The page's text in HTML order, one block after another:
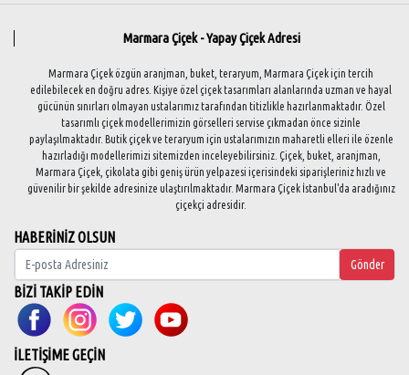
Marmara Çiçek - Yapay Çiçek Adresi
Marmara Çiçek özgün aranjman, buket, teraryum, Marmara Çiçek için tercih
edilebilecek en doğru adres. Kişiye özel çiçek tasarımları alanlarında uzman ve hayal
gücünün sınırları olmayan ustalarımız tarafından titizlikle hazırlanmaktadır. Özel
tasarımlı çiçek modellerimizin görselleri servise çıkmadan önce sizinle
paylaşılmaktadır. Butik çiçek ve teraryum için ustalarımızın maharetli elleri ile özenle
hazırladığı modellerimizi sitemizden inceleyebilirsiniz. Çiçek, buket, aranjman,
Marmara Çiçek, çikolata gibi geniş ürün yelpazesi içerisindeki siparişleriniz hızlı ve
güvenilir bir şekilde adresinize ulaştırılmaktadır. Marmara Çiçek İstanbul'da aradığınız
çiçekçi adresidir.
HABERİNİZ OLSUN
Gönder
BİZİ TAKİP EDİN
İLETİŞİME GEÇİN